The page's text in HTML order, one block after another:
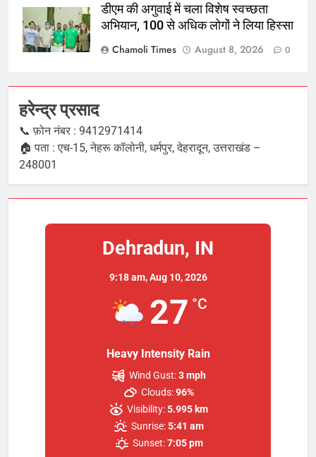
डीएम की अगुवाई में चला विशेष स्वच्छता
अभियान, 100 से अधिक लोगों ने लिया हिस्सा
Chamoli Times
August 8, 2026 0
हरेन्द्र प्रसाद
📞 फ़ोन नंबर : 9412971414
🏠 पता : एच-15, नेहरू कॉलोनी, धर्मपुर, देहरादून, उत्तराखंड –
248001
Dehradun, IN
9:18 am,Aug 10, 2026
27 °C
Heavy Intensity Rain
Wind Gust:3 mph
Clouds:96%
Visibility:5.995 km
Sunrise:5:41 am
Sunset: 7:05 pm